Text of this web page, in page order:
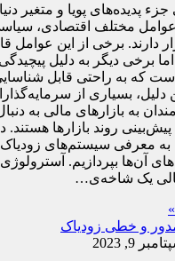
جزء پدیده‌های پویا و متغیر
عوامل مختلف اقتصادی،
دارند. برخى از این عوامل
برخى ديگر به دليل
كه به راحتى قابل
دليل، بسيارى از
به بازارهای مالى به
روند بازارها هستند.
به معرفى سیستم‌های زودیاک
آن‌ها بپردازيم.
یک شاخه‌ی…
9, 2023